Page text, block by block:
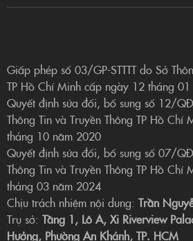
Giấp phép số 03/GP-STTTT do Sở
TP Hồ Chí Minh cấp ngày 12 tháng
Quyết định sửa đổi, bổ sung số 12/
Thông Tin và Truyền Thông TP Hồ Chí
tháng 10 năm 2020
Quyết định sửa đổi, bổ sung số 07/
Thông Tin và Truyền Thông TP Hồ Chí
tháng 03 năm 2024
Chịu trách nhiệm nội dung: Trần
Trụ sở: Tầng 1, Lô A, Xi Riverview
Hưởng, Phường An Khánh, TP. HCM